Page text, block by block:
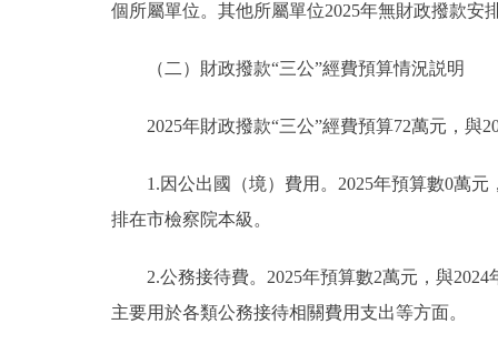
個所屬單位。其他所屬單位2025年無財政撥款安
（二）財政撥款“三公”經費預算情況説明
2025年財政撥款“三公”經費預算72萬元，與
1.因公出國（境）費用。2025年預算數0萬元
排在市檢察院本級。
2.公務接待費。2025年預算數2萬元，與2024
主要用於各類公務接待相關費用支出等方面。